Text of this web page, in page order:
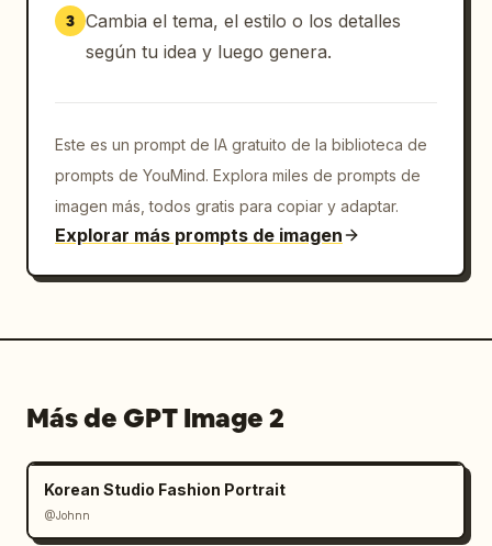
Calidad comercial premium
Fotografía de aficionado al fútbol digna de
Estado de ánimo: Orgulloso aficionado de
experiencia inmersiva de día de partido,
cultura futbolística.
Palabras clave: Copa Mundial de la FIFA 2026,
aficionado de Portugal, energía de Cristiano
día de partido, experiencia en el estadio,
fútbol.
directo, anatomía extraña, dedos extra,
vacío, jugadores borrosos, marca de agua,
texto, logotipo, persona duplicada, multitud
3 Cambia el tema, el estilo o los detalles
según tu idea y luego genera.
Este es un prompt de IA gratuito de la biblioteca de
prompts de YouMind. Explora miles de prompts de
imagen más, todos gratis para copiar y adaptar.
Explorar más prompts de imagen
Más de GPT Image 2
Korean Studio Fashion Portrait
@Johnn